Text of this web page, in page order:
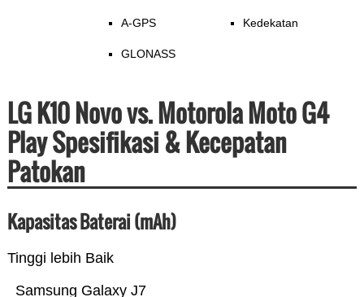
A-GPS
GLONASS
Kedekatan
LG K10 Novo vs. Motorola Moto G4
Play Spesifikasi & Kecepatan
Patokan
Kapasitas Baterai (mAh)
Tinggi lebih Baik
Samsung Galaxy J7